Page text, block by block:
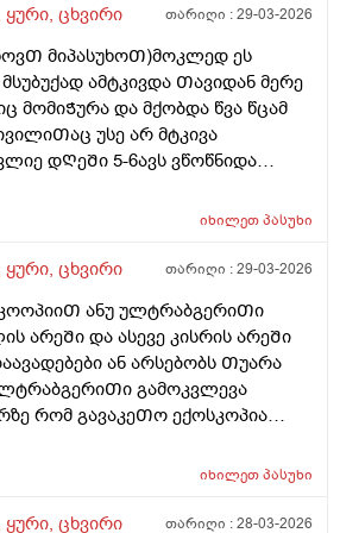
არ ჩავიწვეთე
ცხვირი თარიღი :29-03-2026
მიპასუხოᲗ)მოკლედ ეს
ამტკივდა Თავიდან მერე
მომიᲭურა და მქობდა წვა წცამ
უსე არ მტკივა
დᲦეᲨი 5-6ავს ვწოწნიდა
ვისხავ Ჩაის ფერვექს და
მაᲦალი ან 37.6 მაქ ხოლმე და
ცუდად და ვსვავდი წამლებს და
არაფერიარ
ერᲗხელ ყელი
დორიტრიცინი დავლიე
35-40დᲦისუკან კიდე
დᲦეᲨი ორჯერ ვსვავდი
Შემხვდა რატო ხდება ესე და
იხილეთპასუხი
ცხვირი თარიღი :29-03-2026
ანუ ულტრაბგერიᲗი
არეᲨი და ასევე კისრის არეᲨი
ან არსებობს Თუარა
გამოკვლევა
რომ გავაკეᲗო ექოსკოპია
ან წანაზარდიიხილეთპასუხი
ცხვირი თარიღი :28-03-2026